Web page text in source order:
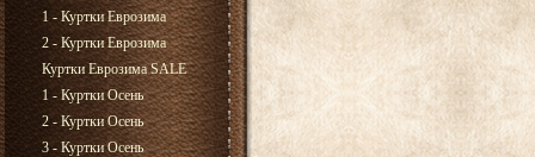
1 - Куртки Еврозима
2 - Куртки Еврозима
Куртки Еврозима SALE
1 - Куртки Осень
2 - Куртки Осень
3 - Куртки Осень